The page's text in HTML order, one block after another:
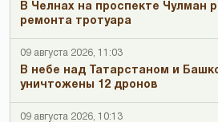
В Челнах на проспекте Чулман
ремонта тротуара
09 августа 2026, 11:03
В небе над Татарстаном и
уничтожены 12 дронов
09 августа 2026, 10:13